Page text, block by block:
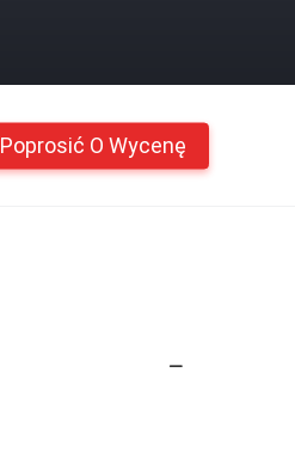
Poprosić O Wycenę